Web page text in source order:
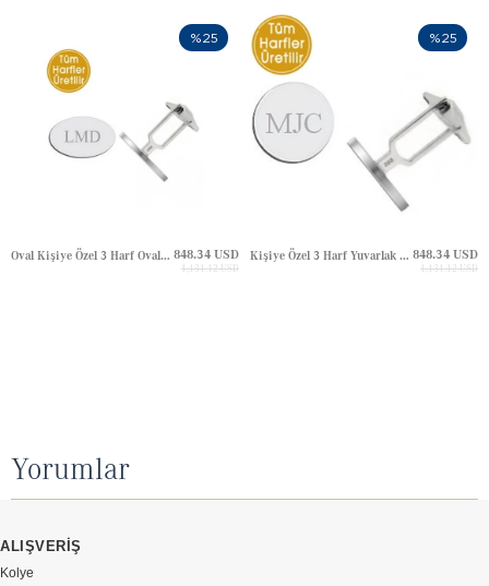
Oval Kişiye Özel 3 Harf Oval Plaka Altın Kol Düğmesi 848.34 USD
1,131.12 USD
%25
Kişiye Özel 3 Harf Yuvarlak Plaka Altın Kol Düğmesi 848.34 USD
1,131.12 USD
%25
Yorumlar
ALIŞVERİŞ
Kolye